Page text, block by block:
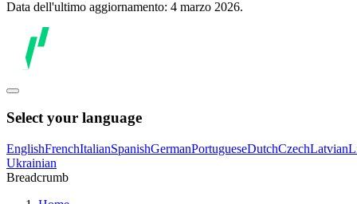
Data dell'ultimo aggiornamento: 4 marzo 2026.
Select your language
EnglishFrenchItalianSpanishGermanPortugueseDutchCzechLatvian
Ukrainian
Breadcrumb